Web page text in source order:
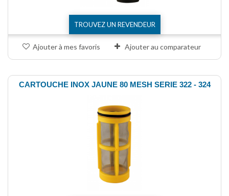
TROUVEZ UN REVENDEUR
Ajouter à mes favoris Ajouter au comparateur
CARTOUCHE INOX JAUNE 80 MESH SERIE 322 - 324